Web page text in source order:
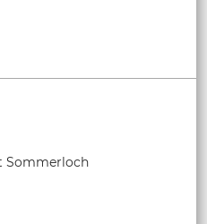
Sommerloch